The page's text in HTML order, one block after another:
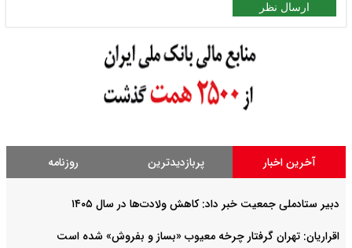
ارسال نظر
آخرین اخبار پربازدیدترین روزنامه
دبیر ستادملی جمعیت خبر داد: کاهش ولادت‌ها در سال ۱۴۰۵
اقراریان: تهران گرفتار چرخه معیوب «بساز و بفروش» شده است